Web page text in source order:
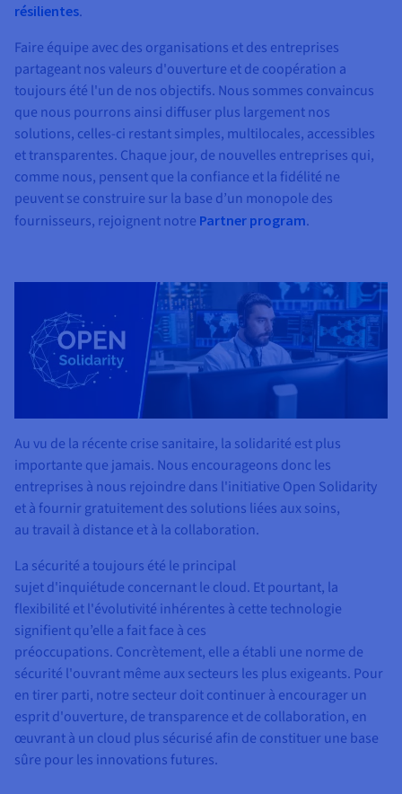
résilientes.
Faire équipe avec des organisations et des entreprises
partageant nos valeurs d'ouverture et de coopération a
toujours été l'un de nos objectifs. Nous sommes convaincus
que nous pourrons ainsi diffuser plus largement nos
solutions, celles-ci restant simples, multilocales, accessibles
et transparentes. Chaque jour, de nouvelles entreprises qui,
comme nous, pensent que la confiance et la fidélité ne
peuvent se construire sur la base d’un monopole des
fournisseurs, rejoignent notre Partner program.
Au vu de la récente crise sanitaire, la solidarité est plus
importante que jamais. Nous encourageons donc les
entreprises à nous rejoindre dans l'initiative Open Solidarity
et à fournir gratuitement des solutions liées aux soins,
au travail à distance et à la collaboration.
La sécurité a toujours été le principal
sujet d'inquiétude concernant le cloud. Et pourtant, la
flexibilité et l'évolutivité inhérentes à cette technologie
signifient qu’elle a fait face à ces
préoccupations. Concrètement, elle a établi une norme de
sécurité l'ouvrant même aux secteurs les plus exigeants. Pour
en tirer parti, notre secteur doit continuer à encourager un
esprit d'ouverture, de transparence et de collaboration, en
œuvrant à un cloud plus sécurisé afin de constituer une base
sûre pour les innovations futures.